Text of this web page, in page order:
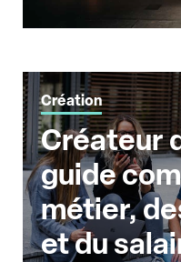
Création
Créateur
guide
métier,
et du